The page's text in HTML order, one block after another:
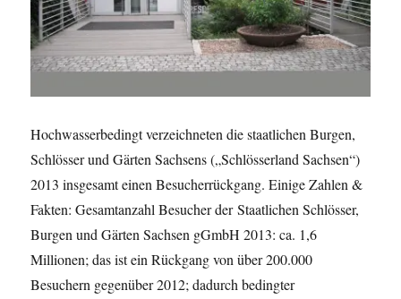
Hochwasserbedingt verzeichneten die staatlichen Burgen,
Schlösser und Gärten Sachsens („Schlösserland Sachsen“)
2013 insgesamt einen Besucherrückgang. Einige Zahlen &
Fakten: Gesamtanzahl Besucher der Staatlichen Schlösser,
Burgen und Gärten Sachsen gGmbH 2013: ca. 1,6
Millionen; das ist ein Rückgang von über 200.000
Besuchern gegenüber 2012; dadurch bedingter